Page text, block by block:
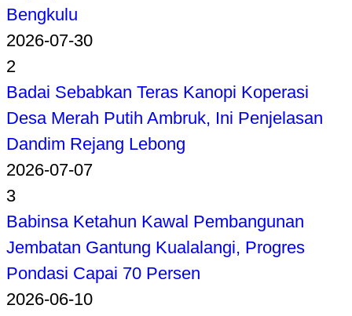
Bengkulu
2026-07-30
2
Badai Sebabkan Teras Kanopi Koperasi
Desa Merah Putih Ambruk, Ini Penjelasan
Dandim Rejang Lebong
2026-07-07
3
Babinsa Ketahun Kawal Pembangunan
Jembatan Gantung Kualalangi, Progres
Pondasi Capai 70 Persen
2026-06-10